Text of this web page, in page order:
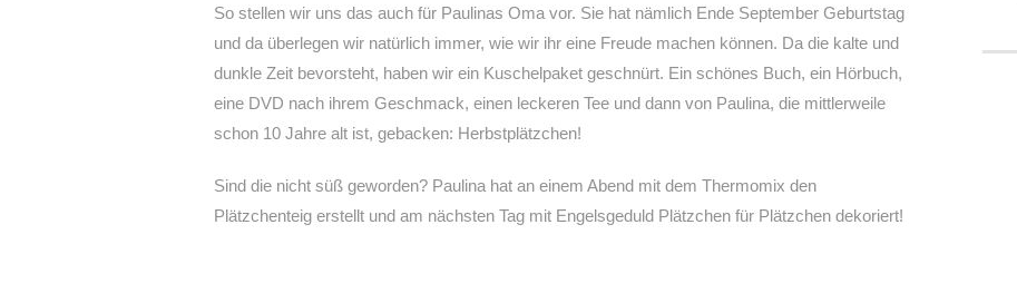
So stellen wir uns das auch für Paulinas Oma vor. Sie hat nämlich Ende September Geburtstag
und da überlegen wir natürlich immer, wie wir ihr eine Freude machen können. Da die kalte und
dunkle Zeit bevorsteht, haben wir ein Kuschelpaket geschnürt. Ein schönes Buch, ein Hörbuch,
eine DVD nach ihrem Geschmack, einen leckeren Tee und dann von Paulina, die mittlerweile
schon 10 Jahre alt ist, gebacken: Herbstplätzchen!
Sind die nicht süß geworden? Paulina hat an einem Abend mit dem Thermomix den
Plätzchenteig erstellt und am nächsten Tag mit Engelsgeduld Plätzchen für Plätzchen dekoriert!